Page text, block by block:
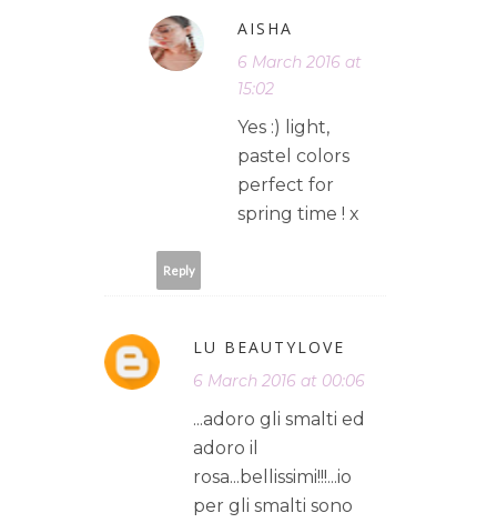
AISHA
6 March 2016 at
15:02
Yes :) light,
pastel colors
perfect for
spring time ! x
Reply
LU BEAUTYLOVE
6 March 2016 at 00:06
...adoro gli smalti ed
adoro il
rosa...bellissimi!!!...io
per gli smalti sono